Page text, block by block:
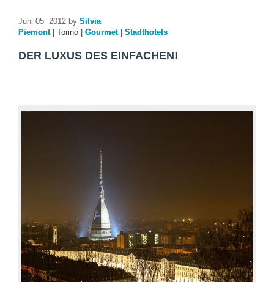
Juni 05 2012 by Silvia
Piemont
Torino Gourmet Stadthotels
DER LUXUS DES EINFACHEN!